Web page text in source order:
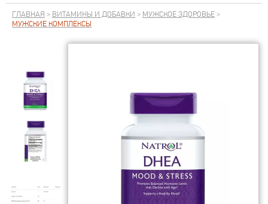
ГЛАВНАЯ > ВИТАМИНЫ И ДОБАВКИ > МУЖСКОЕ ЗДОРОВЬЕ>
МУЖСКИЕ КОМПЛЕКСЫ